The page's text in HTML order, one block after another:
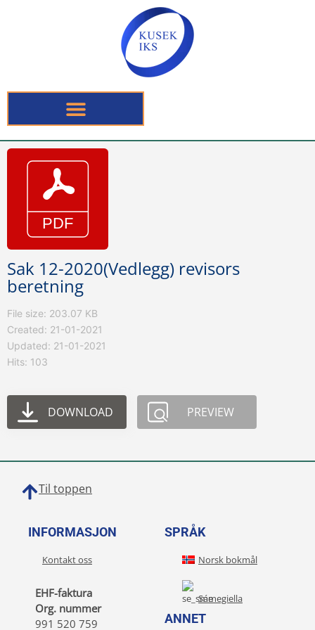
Sak 12-2020(Vedlegg) revisors
beretning
File size: 203.07 KB
Created: 21-01-2021
Updated: 21-01-2021
Hits: 103
DOWNLOAD PREVIEW
Til toppen
INFORMASJON
Kontakt oss
EHF-faktura
Org. nummer
991 520 759
SPRÅK
Norsk bokmål
Sámegiella
ANNET